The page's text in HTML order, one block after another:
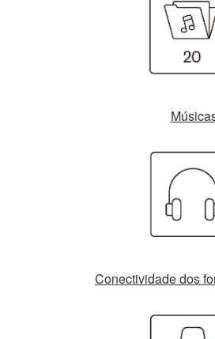
Conectividade dos